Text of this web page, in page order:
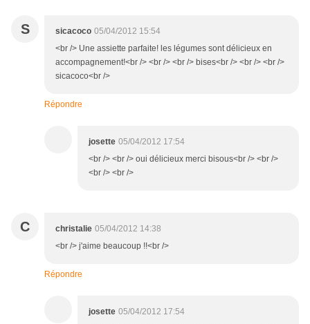
S sicacoco 05/04/2012 15:54
<br /> Une assiette parfaite! les légumes sont délicieux en
accompagnement!<br /> <br /> <br /> bises<br /> <br /> <br />
sicacoco<br />
Répondre
josette 05/04/2012 17:54
<br /> <br /> oui délicieux merci bisous<br /> <br />
<br /> <br />
C christalie 05/04/2012 14:38
<br /> j'aime beaucoup !!<br />
Répondre
josette 05/04/2012 17:54